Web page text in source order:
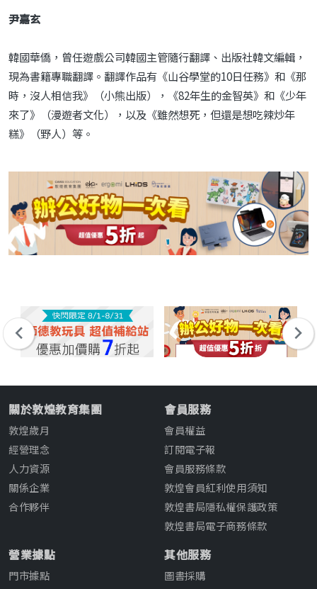
尹嘉玄
韓國華僑，曾任遊戲公司韓國主管隨行翻譯、出版社韓文編輯，
現為書籍專職翻譯。翻譯作品有《山谷學堂的10日任務》和《那
時，沒人相信我》（小熊出版），《82年生的金智英》和《少年
來了》（漫遊者文化），以及《雖然想死，但還是想吃辣炒年
糕》（野人）等。
關於敦煌教育集團
敦煌歲月
經營理念
人力資源
關係企業
合作夥伴
會員服務
會員權益
訂閱電子報
會員服務條款
敦煌會員紅利使用須知
敦煌書局隱私權保護政策
敦煌書局電子商務條款
營業據點
門市據點
其他服務
圖書採購